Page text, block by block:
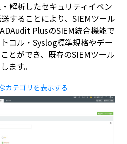
解析したセキュリティイベン
することにより、SIEMツール
PlusのSIEM統合機能で
コル・Syslog標準規格やデー
とができ、既存のSIEMツール
ます。
カテゴリを表示する